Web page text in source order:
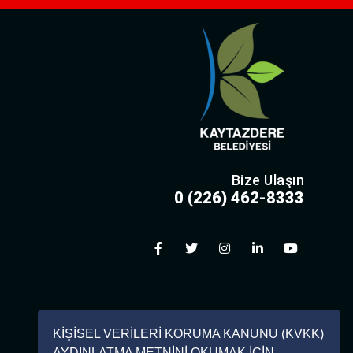
KİŞİSEL VERİLERİ KORUMA KANUNU (KVKK)
Bize Ulaşın
0 (226) 462-8333